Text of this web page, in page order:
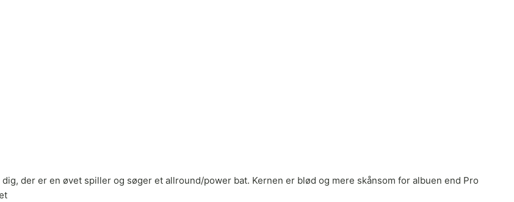
der er en øvet spiller og søger et allround/power bat. Kernen er blød og mere skånsom for albuen end Pro